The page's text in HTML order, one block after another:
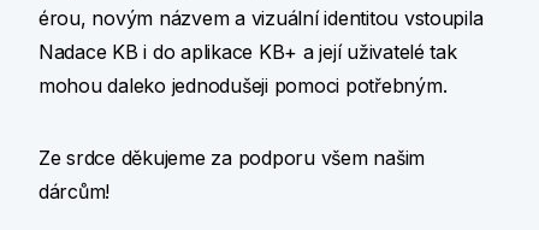
érou, novým názvem a vizuální identitou vstoupila
Nadace KB i do aplikace KB+ a její uživatelé tak
mohou daleko jednodušeji pomoci potřebným.
Ze srdce děkujeme za podporu všem našim
dárcům!